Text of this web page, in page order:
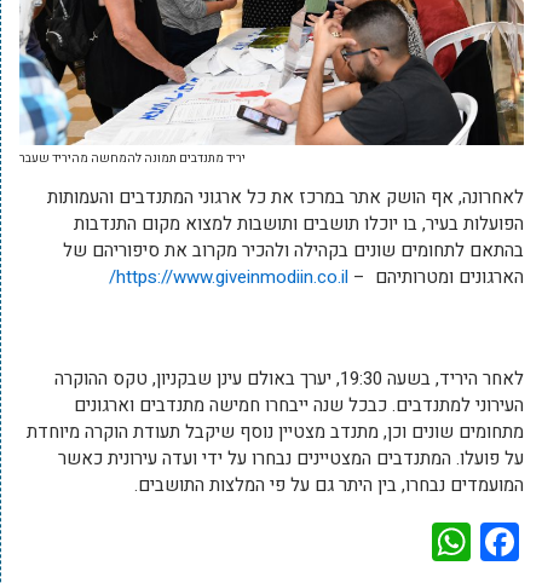
יריד מתנדבים תמונה להמחשה מהיריד שעבר
לאחרונה, אף הושק אתר במרכז את כל ארגוני המתנדבים והעמותות
הפועלות בעיר, בו יוכלו תושבים ותושבות למצוא מקום התנדבות
בהתאם לתחומים שונים בקהילה ולהכיר מקרוב את סיפוריהם של
הארגונים ומטרותיהם – https://www.giveinmodiin.co.il/
לאחר היריד, בשעה 19:30, יערך באולם עינן שבקניון, טקס ההוקרה
העירוני למתנדבים. כבכל שנה ייבחרו חמישה מתנדבים וארגונים
מתחומים שונים וכן, מתנדב מצטיין נוסף שיקבל תעודת הוקרה מיוחדת
על פועלו. המתנדבים המצטיינים נבחרו על ידי ועדה עירונית כאשר
המועמדים נבחרו, בין היתר גם על פי המלצות התושבים.
Facebook